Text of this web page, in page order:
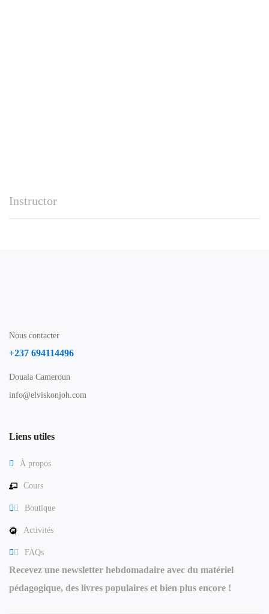
Instructor
Nous contacter
+237 694114496
Douala Cameroun
info@elviskonjoh.com
Liens utiles
À propos
Cours
Boutique
Activités
FAQs
Recevez une newsletter hebdomadaire avec du matériel
pédagogique, des livres populaires et bien plus encore !